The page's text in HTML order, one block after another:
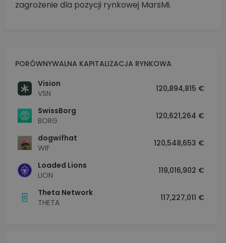
zagrożenie dla pozycji rynkowej MarsMi.
PORÓWNYWALNA KAPITALIZACJA RYNKOWA
Vision
VSN
120,894,815 €
SwissBorg
BORG
120,621,264 €
dogwifhat
WIF
120,548,653 €
Loaded Lions
LION
119,016,902 €
Theta Network
THETA
117,227,011 €